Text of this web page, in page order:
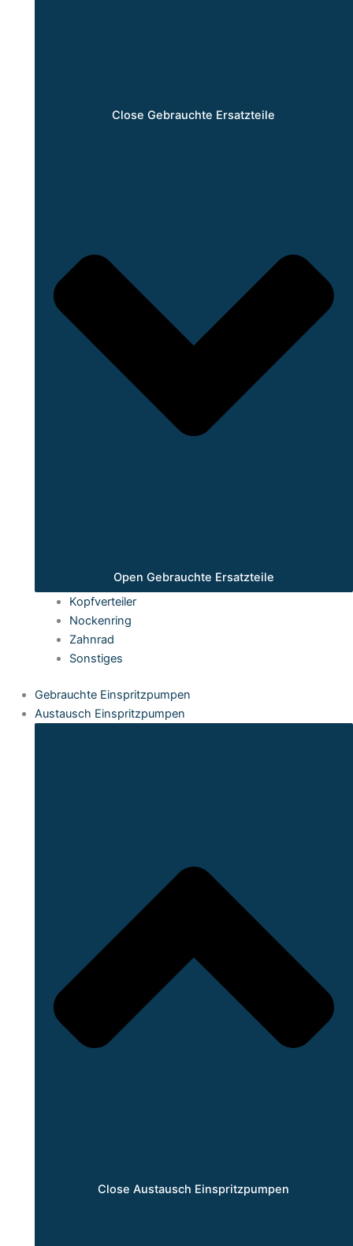
Close Gebrauchte Ersatzteile
Open Gebrauchte Ersatzteile
Kopfverteiler
Nockenring
Zahnrad
Sonstiges
Gebrauchte Einspritzpumpen
Austausch Einspritzpumpen
Close Austausch Einspritzpumpen